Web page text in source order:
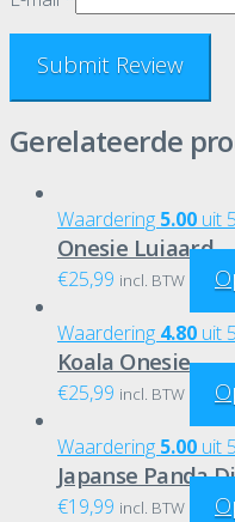
Gerelateerde
Waardering 5.00 uit 5
Onesie Luiaard
€25,99 incl. BTW
Waardering 4.80 uit 5
Koala Onesie
€25,99 incl. BTW
Waardering 5.00 uit 5
Japanse Panda
€19,99 incl. BTW